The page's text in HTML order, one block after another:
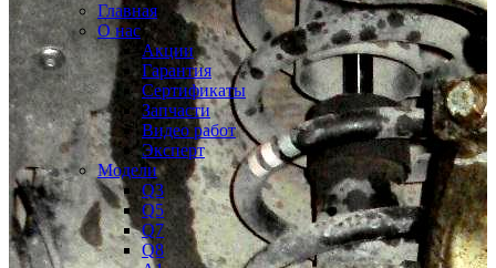
Главная
О нас
Акции
Гарантия
Сертификаты
Запчасти
Видео работ
Эксперт
Модели
Q3
Q5
Q7
Q8